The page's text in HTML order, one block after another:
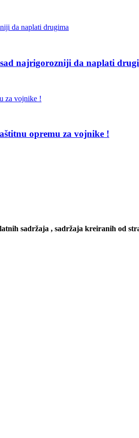
najrigorozniji da naplati
opremu za vojnike !
sadržaja , sadržaja kreiranih od